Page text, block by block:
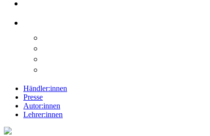
Händler:innen
Presse
Autor:innen
Lehrer:innen